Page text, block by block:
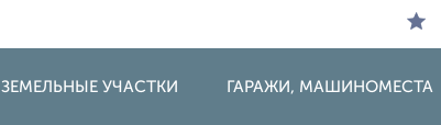
ЗЕМЕЛЬНЫЕ УЧАСТКИ ГАРАЖИ, МАШИНОМЕСТА